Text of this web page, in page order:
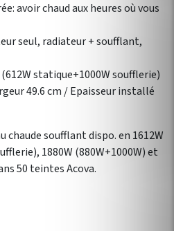
avoir chaud aux heures où vous
seul, radiateur + soufflant,
statique+1000W soufflerie)
49.6 cm / Epaisseur installé
chaude soufflant dispo. en 1612W
1880W (880W+1000W) et
50 teintes Acova.